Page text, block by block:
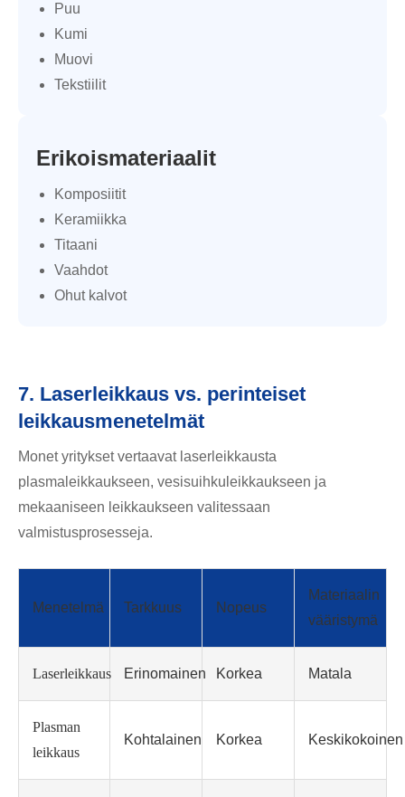
Puu
Kumi
Muovi
Tekstiilit
Erikoismateriaalit
Komposiitit
Keramiikka
Titaani
Vaahdot
Ohut kalvot
7. Laserleikkaus vs. perinteiset
leikkausmenetelmät
Monet yritykset vertaavat laserleikkausta
plasmaleikkaukseen, vesisuihkuleikkaukseen ja
mekaaniseen leikkaukseen valitessaan
valmistusprosesseja.
Menetelmä Tarkkuus Nopeus
Materiaalin
vääristymä
Laserleikkaus Erinomainen Korkea Matala
Plasman
leikkaus
Kohtalainen Korkea Keskikokoinen